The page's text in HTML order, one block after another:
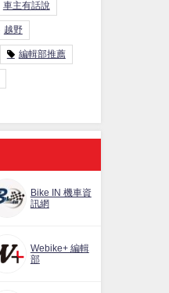
車主有話說
越野
編輯部推薦
Bike IN 機車資
訊網
Webike+ 編輯
部